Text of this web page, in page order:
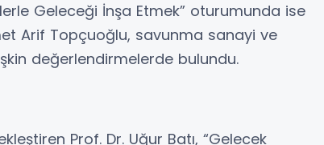
Geleceği İnşa Etmek” oturumunda ise
Arif Topçuoğlu, savunma sanayi ve
değerlendirmelerde bulundu.
Prof. Dr. Uğur Batı, “Gelecek